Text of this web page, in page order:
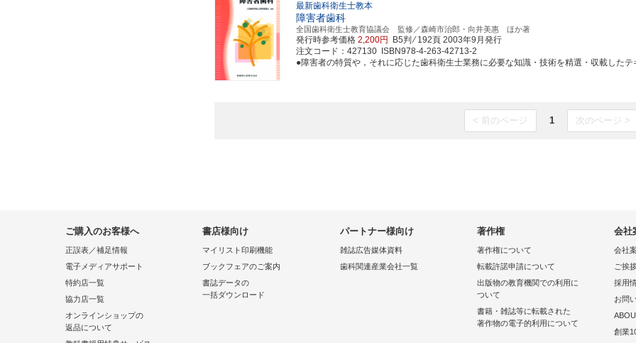
最新歯科衛生士教本
障害者歯科
全国歯科衛生士教育協議会 監修／森崎市治郎・向井美惠 ほか著
発行時参考価格 2,200円 B5判 ⁄ 192頁 2003年9月発行
注文コード：427130 ISBN978-4-263-42713-2
●障害者の特質や，それに応じた歯科衛生士業務に必要な知識・技術を精選・収載した
< 前のページ 1 次のページ >
ご購入のお客様へ
正誤表／補足情報
電子メディアサポート
特約店一覧
協力店一覧
オンラインショップの
返品について
書店様向け
マイリスト印刷機能
ブックフェアのご案内
書誌データの
一括ダウンロード
パートナー様向け
雑誌広告媒体資料
歯科関連産業会社一覧
著作権
著作権について
転載許諾申請について
出版物の教育機関での利用に
ついて
書籍・雑誌等に転載された
著作物の電子的利用について
会社
会社
ご挨
採用
お問
創業